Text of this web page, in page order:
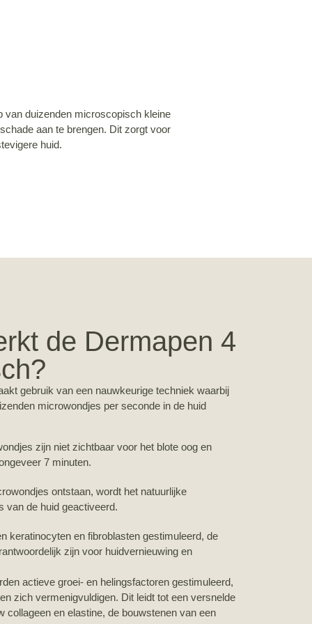
van duizenden microscopisch kleine
aan te brengen. Dit zorgt voor
huid.
de Dermapen 4
gebruik van een nauwkeurige techniek waarbij
microwondjes per seconde in de huid
zijn niet zichtbaar voor het blote oog en
7 minuten.
ontstaan, wordt het natuurlijke
van de huid geactiveerd.
keratinocyten en fibroblasten gestimuleerd, de
zijn voor huidvernieuwing en
actieve groei- en helingsfactoren gestimuleerd,
zich vermenigvuldigen. Dit leidt tot een versnelde
collageen en elastine, de bouwstenen van een